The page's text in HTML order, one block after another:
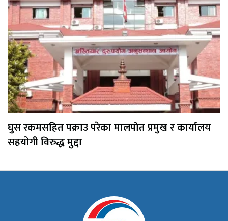
घुस रकमसहित पक्राउ परेका मालपोत प्रमुख र कार्यालय
सहयोगी विरुद्ध मुद्दा